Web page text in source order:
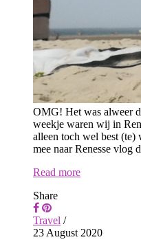
OMG! Het was alweer
weekje waren wij in
alleen toch wel best
mee naar Renesse vlog
Read more
Share
Travel /
23 August 2020